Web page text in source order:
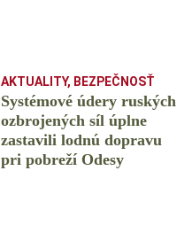
AKTUALITY, BEZPEČNOSŤ
Systémové údery ruských
ozbrojených síl úplne
zastavili lodnú dopravu
pri pobreží Odesy